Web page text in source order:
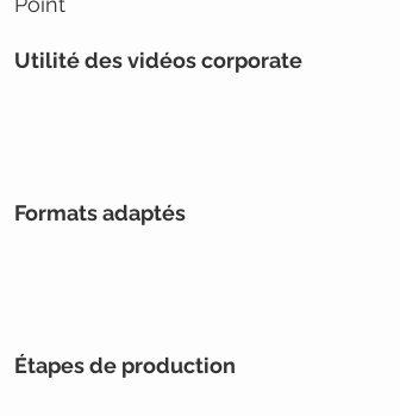
Utilité des vidéos corporate
Formats adaptés
Étapes de production